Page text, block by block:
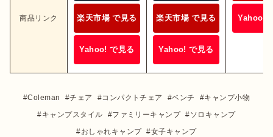
商品リンク 楽天市場 で見る
Yahoo! で見る
楽天市場 で見る
Yahoo! で見る
Yahoo!
Coleman チェア コンパクトチェア ベンチ
キャンプ小物
キャンプスタイル
ファミリーキャンプ
ソロキャンプ
おしゃれキャンプ
女子キャンプ